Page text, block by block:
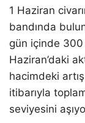
1 Haziran
bandında
gün içinde 300
Haziran’daki
hacimdeki
itibarıyla
seviyesini